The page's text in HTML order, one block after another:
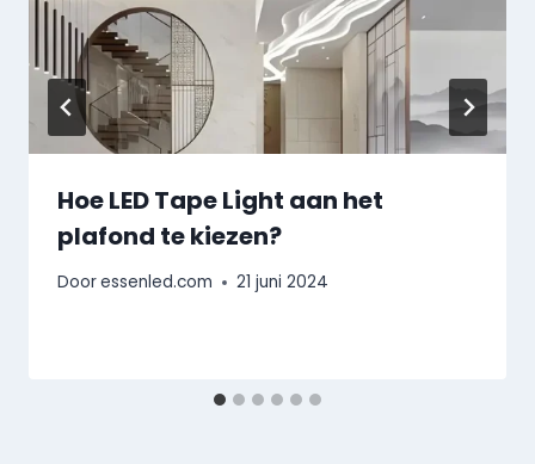
Hoe LED Tape Light aan het
plafond te kiezen?
Dooressenled.com 21 juni 2024